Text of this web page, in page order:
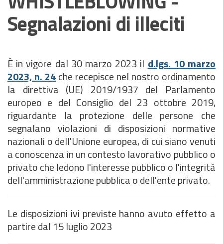
Segnalazioni di illeciti
È in vigore dal 30 marzo 2023 il d.lgs. 10 marzo
2023, n. 24che recepisce nel nostro ordinamento
la direttiva (UE) 2019/1937 del Parlamento
europeo e del Consiglio del 23 ottobre 2019,
riguardante la protezione delle persone che
segnalano violazioni di disposizioni normative
nazionali o dell'Unione europea, di cui siano venuti
a conoscenza in un contesto lavorativo pubblico o
privato che ledono l'interesse pubblico o l'integrità
dell'amministrazione pubblica o dell'ente privato.
Le disposizioni ivi previste hanno avuto effetto a
partire dal 15 luglio 2023